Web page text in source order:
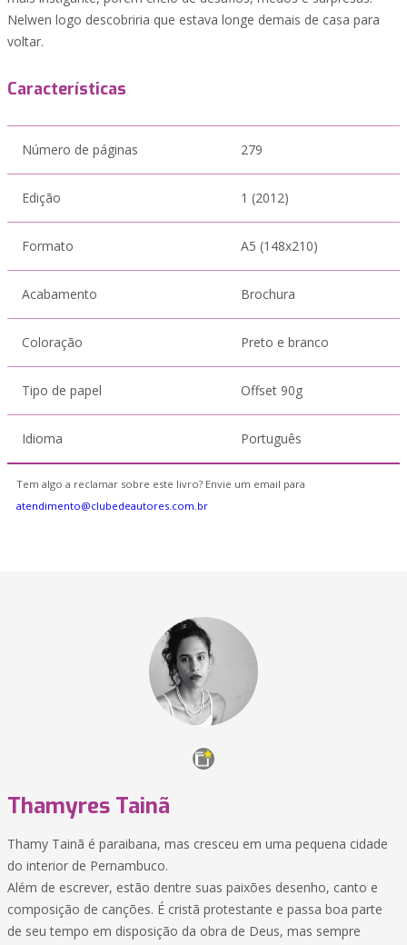
Nelwen logo descobriria que estava longe demais de casa para
voltar.
Características
Número de páginas 279
Edição 1 (2012)
Formato A5 (148x210)
Acabamento Brochura
Coloração Preto e branco
Tipo de papel Offset 90g
Idioma Português
Tem algo a reclamar sobre este livro? Envie um email para
atendimento@clubedeautores.com.br
Thamyres Tainã
Thamy Tainã é paraibana, mas cresceu em uma pequena cidade
do interior de Pernambuco.
Além de escrever, estão dentre suas paixões desenho, canto e
composição de canções. É cristã protestante e passa boa parte
de seu tempo em disposição da obra de Deus, mas sempre